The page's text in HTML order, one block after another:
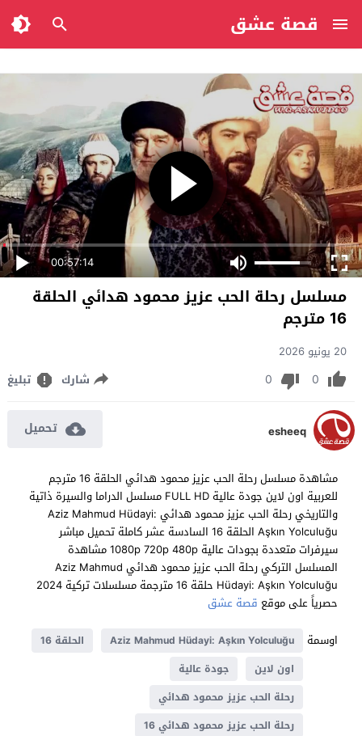
قصة عشق
00:57:14
مسلسل رحلة الحب عزيز محمود هدائي الحلقة
16 مترجم
20 يونيو 2026
0
0 شارك تبليغ
esheeq تحميل
مشاهدة مسلسل رحلة الحب عزيز محمود هدائي الحلقة 16 مترجم
للعربية اون لاين جودة عالية FULL HD مسلسل الدراما والسيرة ذاتية
والتاريخي رحلة الحب عزيز محمود هدائي Aziz Mahmud Hüdayi:
Aşkın Yolculuğu الحلقة 16 السادسة عشر كاملة تحميل مباشر
سيرفرات متعددة بجودات عالية 1080p 720p 480p مشاهدة
المسلسل التركي رحلة الحب عزيز محمود هدائي Aziz Mahmud
Hüdayi: Aşkın Yolculuğu حلقة 16 مترجمة مسلسلات تركية 2024
حصرياً على موقع قصة عشق
اوسمة
Aziz Mahmud Hüdayi: Aşkın Yolculuğu
الحلقة 16
اون لاين
جودة عالية
رحلة الحب عزيز محمود هدائي
رحلة الحب عزيز محمود هدائي 16